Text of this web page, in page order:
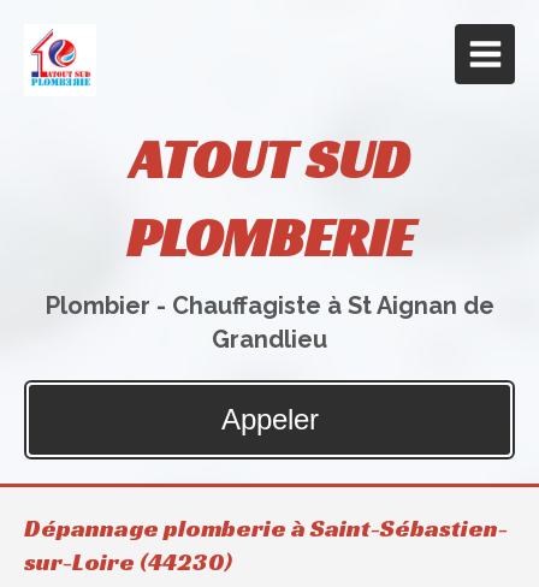
ATOUT SUD
PLOMBERIE
Plombier - Chauffagiste à St Aignan de
Grandlieu
Appeler
Dépannage plomberie à Saint-Sébastien-
sur-Loire (44230)